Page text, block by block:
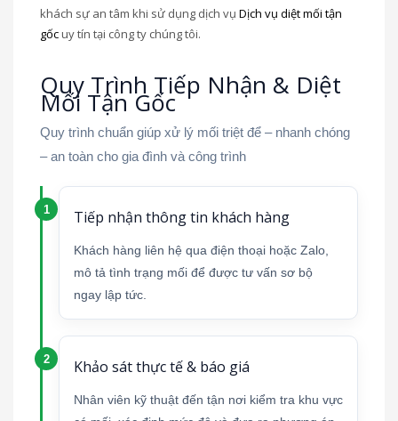
khách sự an tâm khi sử dụng dịch vụ Dịch vụ diệt mối tận
gốcuy tín tại công ty chúng tôi.
Quy Trình Tiếp Nhận & Diệt
Mối Tận Gốc
Quy trình chuẩn giúp xử lý mối triệt để – nhanh chóng
– an toàn cho gia đình và công trình
Tiếp nhận thông tin khách hàng
Khách hàng liên hệ qua điện thoại hoặc Zalo,
mô tả tình trạng mối để được tư vấn sơ bộ
ngay lập tức.
Khảo sát thực tế & báo giá
Nhân viên kỹ thuật đến tận nơi kiểm tra khu vực